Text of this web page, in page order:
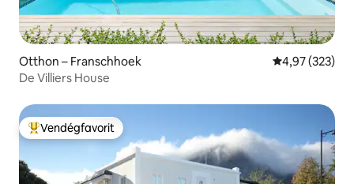
Otthon – Franschhoek Átlagos
4,97 (323)
De Villiers House
Kiemelt vendégfavorit
Vendégfavorit